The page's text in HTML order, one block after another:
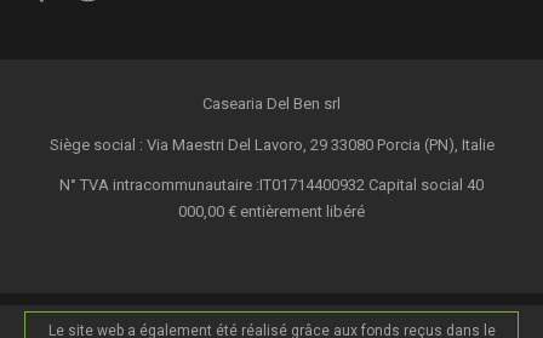
Casearia Del Ben srl
Siège social : Via Maestri Del Lavoro, 29 33080 Porcia (PN), Italie
N° TVA intracommunautaire :IT01714400932 Capital social 40
000,00 € entièrement libéré
Le site web a également été réalisé grâce aux fonds reçus dans le